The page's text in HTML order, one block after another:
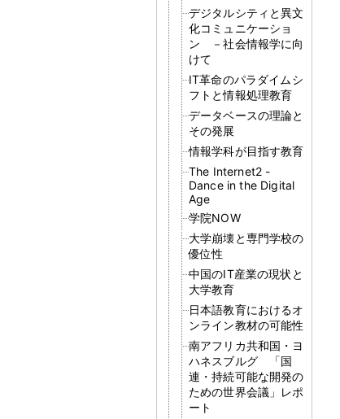
デジタルシティと異文
化コミュニケーショ
ン －社会情報学に向
けて
IT革命のパラダイムシ
フトと情報処理教育
データベースの理論と
その発展
情報学科が目指す教育
The Internet2 -
Dance in the Digital
Age
学院NOW
大学崩壊と専門学校の
優位性
中国のIT産業の現状と
大学教育
日本語教育におけるオ
ンライン教材の可能性
南アフリカ共和国・ヨ
ハネスブルグ 「国
連・持続可能な開発の
ための世界会議」レポ
ート